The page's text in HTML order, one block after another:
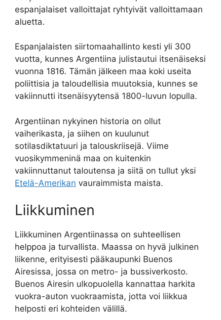
espanjalaiset valloittajat ryhtyivät valloittamaan
aluetta.
Espanjalaisten siirtomaahallinto kesti yli 300
vuotta, kunnes Argentiina julistautui itsenäiseksi
vuonna 1816. Tämän jälkeen maa koki useita
poliittisia ja taloudellisia muutoksia, kunnes se
vakiinnutti itsenäisyytensä 1800-luvun lopulla.
Argentiinan nykyinen historia on ollut
vaiherikasta, ja siihen on kuulunut
sotilasdiktatuuri ja talouskriisejä. Viime
vuosikymmeninä maa on kuitenkin
vakiinnuttanut taloutensa ja siitä on tullut yksi
Etelä-Amerikan vauraimmista maista.
Liikkuminen
Liikkuminen Argentiinassa on suhteellisen
helppoa ja turvallista. Maassa on hyvä julkinen
liikenne, erityisesti pääkaupunki Buenos
Airesissa, jossa on metro- ja bussiverkosto.
Buenos Airesin ulkopuolella kannattaa harkita
vuokra-auton vuokraamista, jotta voi liikkua
helposti eri kohteiden välillä.